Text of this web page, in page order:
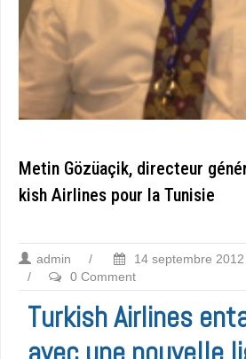
Metin Gözüaçik, directeur
kish Airlines pour la Tunisie
admin / 14 septembre 2012
/
0 Comment
Turkish Airlines